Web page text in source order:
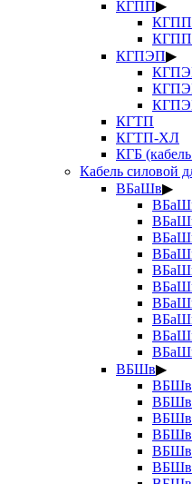
КГПП▶
КГПЭП▶
КГТП
КГТП-ХЛ
КГБ
Кабель силовой
ВБаШв▶
ВБШв▶
ВБШв